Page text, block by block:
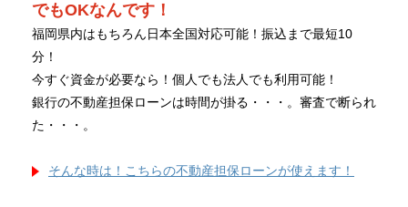
でもOKなんです！
福岡県内はもちろん日本全国対応可能！振込まで最短10
分！
今すぐ資金が必要なら！個人でも法人でも利用可能！
銀行の不動産担保ローンは時間が掛る・・・。審査で断られ
た・・・。
そんな時は！こちらの不動産担保ローンが使えます！